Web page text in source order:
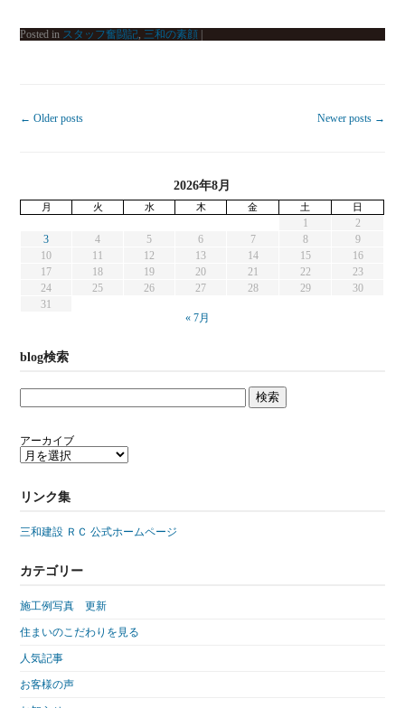
Posted in スタッフ奮闘記, 三和の素顔
← Older posts Newer posts →
2026年8月
月 火 水 木 金 土 日
1
2
3
4 5 6 7 8
9
10
11 12 13 14 15
16
17
18 19 20 21 22
23
24
25 26 27 28 29
30
31
« 7月
blog検索
アーカイブ
リンク集
三和建設 ＲＣ 公式ホームページ
カテゴリー
施工例写真 更新
住まいのこだわりを見る
人気記事
お客様の声